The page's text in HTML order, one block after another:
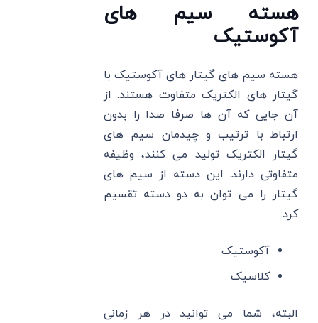
هسته سیم های
آکوستیک
هسته سیم های گیتار های آکوستیک با
گیتار های الکتریک متفاوت هستند. از
آن جایی که آن ها صرفا صدا را بدون
ارتباط با ترتیب و چیدمان سیم های
گیتار الکتریک تولید می‌ کنند، وظیفه
متفاوتی دارند. این دسته از سیم های
گیتار را می توان به دو دسته تقسیم
کرد:
آکوستیک
کلاسیک
البته، شما می توانید در هر زمانی